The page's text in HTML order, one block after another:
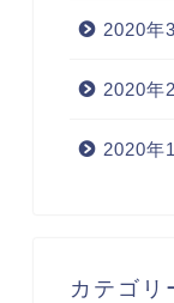
2020年
2020年
2020年
カテゴリ